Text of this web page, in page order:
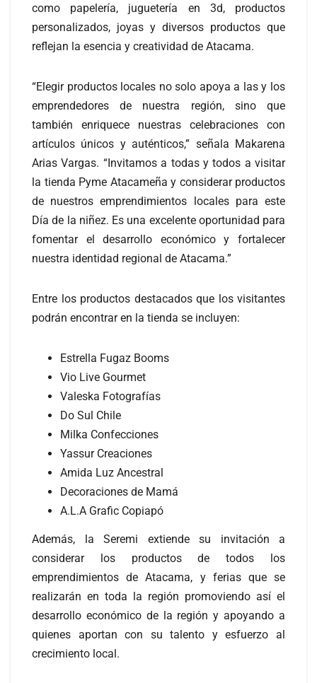
como papelería, juguetería en 3d, productos
personalizados, joyas y diversos productos que
reflejan la esencia y creatividad de Atacama.
“Elegir productos locales no solo apoya a las y los
emprendedores de nuestra región, sino que
también enriquece nuestras celebraciones con
artículos únicos y auténticos,” señala Makarena
Arias Vargas. “Invitamos a todas y todos a visitar
la tienda Pyme Atacameña y considerar productos
de nuestros emprendimientos locales para este
Día de la niñez. Es una excelente oportunidad para
fomentar el desarrollo económico y fortalecer
nuestra identidad regional de Atacama.”
Entre los productos destacados que los visitantes
podrán encontrar en la tienda se incluyen:
Estrella Fugaz Booms
Vio Live Gourmet
Valeska Fotografías
Do Sul Chile
Milka Confecciones
Yassur Creaciones
Amida Luz Ancestral
Decoraciones de Mamá
A.L.A Grafic Copiapó
Además, la Seremi extiende su invitación a
considerar los productos de todos los
emprendimientos de Atacama, y ferias que se
realizarán en toda la región promoviendo así el
desarrollo económico de la región y apoyando a
quienes aportan con su talento y esfuerzo al
crecimiento local.